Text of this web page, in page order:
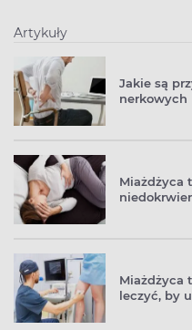
Artykuły
Jakie są
nerkowych
Miażdżyca
Miażdżyca
leczyć, by